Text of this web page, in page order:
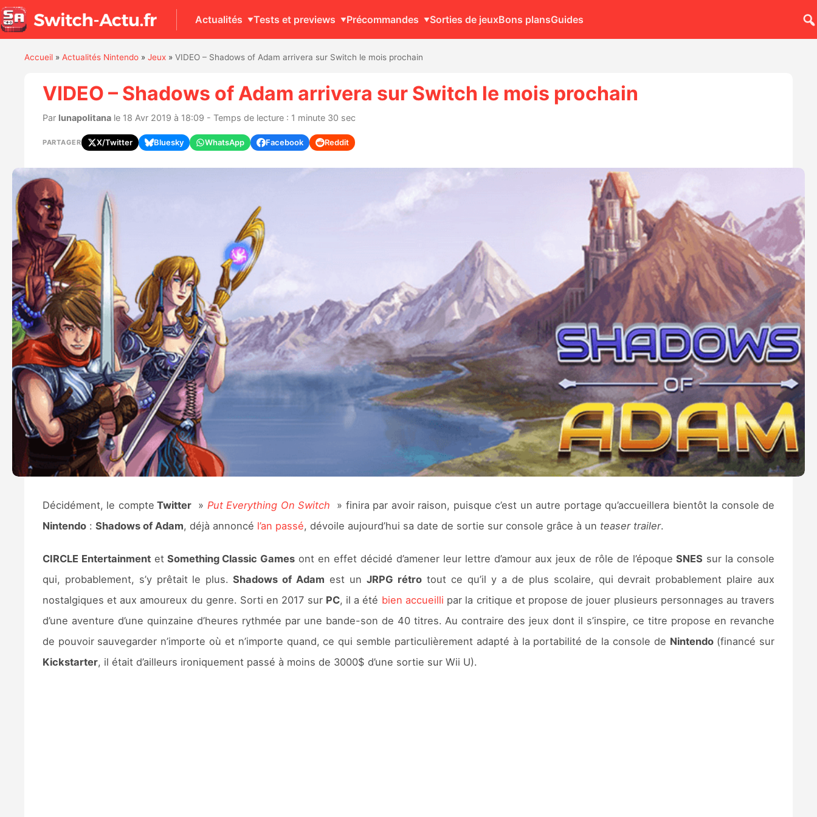
Actualités Tests et previews Précommandes Sorties de jeuxBons plansGuides
Accueil» Actualités Nintendo» Jeux» VIDEO – Shadows of Adam arrivera sur Switch le mois prochain
VIDEO – Shadows of Adam arrivera sur Switch le mois prochain
Par lunapolitanale 18 Avr 2019 à 18:09 - Temps de lecture : 1 minute 30 sec
PARTAGER X/Twitter Bluesky WhatsApp Facebook Reddit
Décidément, le compte Twitter » Put Everything On Switch » finira par avoir raison, puisque c’est un autre portage qu’accueillera bientôt la console de
Nintendo: Shadows of Adam, déjà annoncé l’an passé, dévoile aujourd’hui sa date de sortie sur console grâce à un teaser trailer.
CIRCLE EntertainmentetSomething Classic Games ont en effet décidé d’amener leur lettre d’amour aux jeux de rôle de l’époqueSNES sur la console
qui, probablement, s’y prêtait le plus. Shadows of Adam est unJRPG rétro tout ce qu’il y a de plus scolaire, qui devrait probablement plaire aux
nostalgiques et aux amoureux du genre. Sorti en 2017 sur PC, il a été bien accueilli par la critique et propose de jouer plusieurs personnages au travers
d’une aventure d’une quinzaine d’heures rythmée par une bande-son de 40 titres. Au contraire des jeux dont il s’inspire, ce titre propose en revanche
de pouvoir sauvegarder n’importe où et n’importe quand, ce qui semble particulièrement adapté à la portabilité de la console de Nintendo(financé sur
Kickstarter, il était d’ailleurs ironiquement passé à moins de 3000$ d’une sortie sur Wii U).